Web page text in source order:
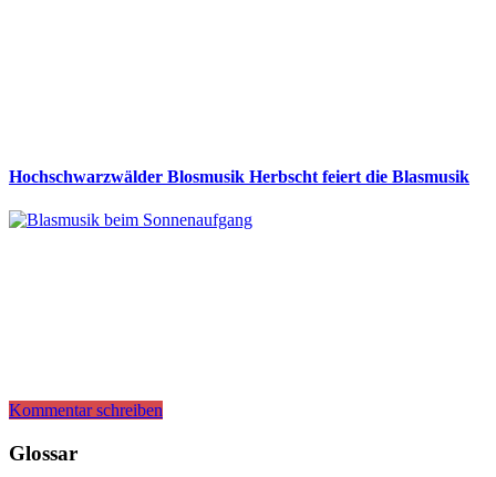
Hochschwarzwälder Blosmusik Herbscht feiert die Blasmusik
Kommentar schreiben
Glossar